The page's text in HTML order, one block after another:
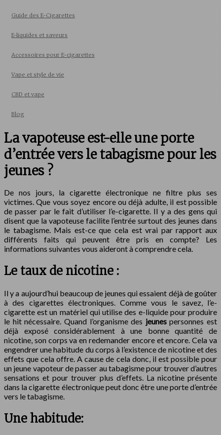
Guide des E-Cigarettes
E-liquides et saveurs
Accessoires pour E-cigarettes
Vape et style de vie
CBD et vape
Blog
La vapoteuse est-elle une porte
d’entrée vers le tabagisme pour les
jeunes ?
De nos jours, la cigarette électronique ne filtre plus ses
victimes. Que vous soyez encore ou déjà adulte, il est possible
de passer par le fait d’utiliser l’e-cigarette. Il y a des gens qui
disent que la vapoteuse facilite l’entrée surtout des jeunes dans
le tabagisme. Mais est-ce que cela est vrai par rapport aux
différents faits qui peuvent être pris en compte? Les
informations suivantes vous aideront à comprendre cela.
Le taux de nicotine :
Il y a aujourd’hui beaucoup de jeunes qui essaient déjà de goûter
à des cigarettes électroniques. Comme vous le savez, l’e-
cigarette est un matériel qui utilise des e-liquide pour produire
le hit nécessaire. Quand l’organisme des jeunespersonnes est
déjà exposé considérablement à une bonne quantité de
nicotine, son corps va en redemander encore et encore. Cela va
engendrer une habitude du corps à l’existence de nicotine et des
effets que cela offre. A cause de cela donc, il est possible pour
un jeune vapoteur de passer au tabagisme pour trouver d’autres
sensations et pour trouver plus d’effets. La nicotine présente
dans la cigarette électronique peut donc être une porte d’entrée
vers le tabagisme.
Une habitude: